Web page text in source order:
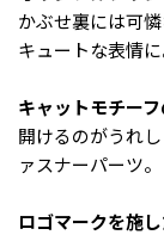
かぶせ裏には可
キュートな表情に
キャットモチー
開けるのがうれ
ァスナーパーツ。
ロゴマークを施